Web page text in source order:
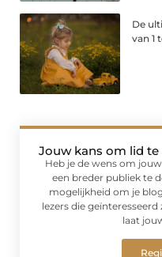
De
van 1
Jouw kans om lid
Heb je de wens om
een breder publiek te
mogelijkheid om je
lezers die
laat